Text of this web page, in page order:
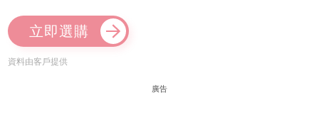
立即選購
資料由客戶提供
廣告